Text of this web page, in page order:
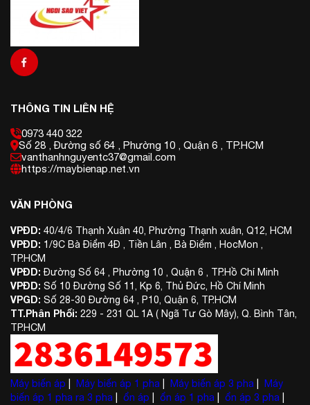
THÔNG TIN LIÊN HỆ
0973 440 322
Số 28 , Đường số 64 , Phường 10 , Quận 6 , TP.HCM
vanthanhnguyentc37@gmail.com
https://maybienap.net.vn
VĂN PHÒNG
VPĐD: 40/4/6 Thạnh Xuân 40, Phường Thạnh xuân, Q12, HCM
VPĐD: 1/9C Bà Điểm 4Đ , Tiền Lân , Bà Điểm , HocMon ,
TP.HCM
VPĐD: Đường Số 64 , Phường 10 , Quận 6 , TP.Hồ Chí Minh
VPĐD: Số 10 Đường Số 11, Kp 6, Thủ Đức, Hồ Chí Minh
VPGD: Số 28-30 Đường 64 , P10, Quận 6, TP.HCM
TT.Phân Phối: 229 - 231 QL 1A ( Ngã Tư Gò Mây), Q. Bình Tân,
TP.HCM
Máy biến áp Máy biến áp 1 pha Máy biến áp 3 pha
Máy
biến áp 1 pha ra 3 pha
ổn áp ổn áp 1 pha ổn áp 3 pha